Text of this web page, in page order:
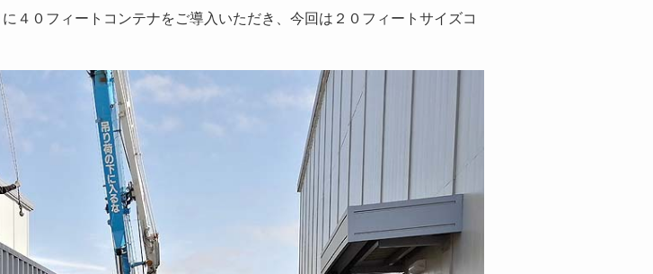
に４０フィートコンテナをご導入いただき、今回は２０フィートサイズコ